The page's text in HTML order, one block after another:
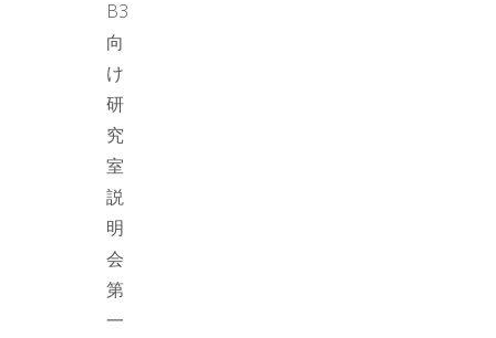
B3
向
け
研
究
室
説
明
会
第
一